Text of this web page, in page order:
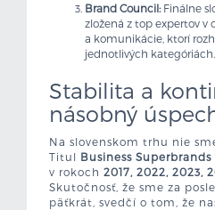
Brand Council:Finálne
zložená z top expertov v
a komunikácie, ktorí
jednotlivých kategóriách.
Stabilita a
násobný
Na slovenskom trhu nie
Titul Business Superbrands
v rokoch 2017, 2022, 2023,
Skutočnosť, že sme za
päťkrát, svedčí o tom, že